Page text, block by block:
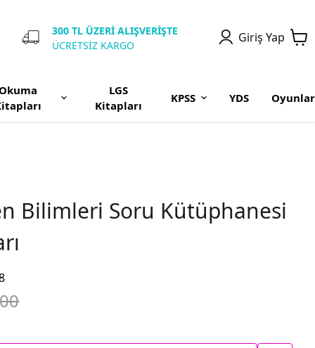
300 TL ÜZERİ ALIŞVERİŞTE
ÜCRETSİZ KARGO
Giriş Yap
Okuma
LGS
Kitapları
KPSS YDS Oyunlar
Bilimleri Soru Kütüphanesi